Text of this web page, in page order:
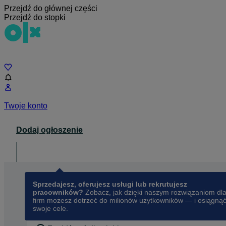
Przejdź do głównej części
Przejdź do stopki
Twoje konto
Dodaj ogłoszenie
Sprzedajesz, oferujesz usługi lub rekrutujesz
pracowników? Zobacz, jak dzięki naszym rozwiązaniom dla
firm możesz dotrzeć do milionów użytkowników — i osiągnąć
swoje cele.